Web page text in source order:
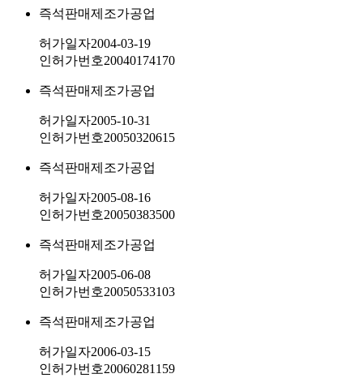
즉석판매제조가공업
허가일자2004-03-19
인허가번호20040174170
즉석판매제조가공업
허가일자2005-10-31
인허가번호20050320615
즉석판매제조가공업
허가일자2005-08-16
인허가번호20050383500
즉석판매제조가공업
허가일자2005-06-08
인허가번호20050533103
즉석판매제조가공업
허가일자2006-03-15
인허가번호20060281159